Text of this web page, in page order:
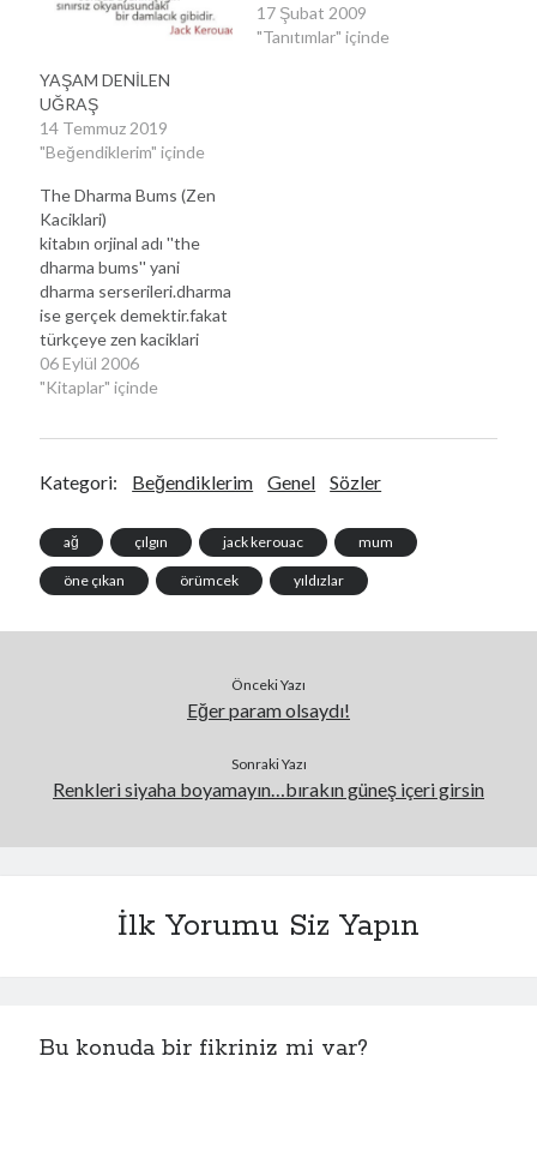
YAŞAM DENİLEN
UĞRAŞ
14 Temmuz 2019
"Beğendiklerim" içinde
17 Şubat 2009
"Tanıtımlar" içinde
The Dharma Bums (Zen
Kaciklari)
kitabın orjinal adı ''the
dharma bums'' yani
dharma serserileri.dharma
ise gerçek demektir.fakat
türkçeye zen kaciklari
diye çevrilmiştir.beat
kusagi'nın yaratıcısı ve en
kerouac ve arkadaşlarının
kitapta.yolda'da olduğu
isimler değişiktir.yolda'nın
aksine burda ki esas
oğlan gary snyder yani
06 Eylül 2006
"Kitaplar" içinde
Kategori: Beğendiklerim Genel Sözler
ağ çılgın jack kerouac mum
öne çıkan örümcek yıldızlar
Önceki Yazı
Eğer param olsaydı!
Sonraki Yazı
Renkleri siyaha boyamayın…bırakın güneş içeri girsin
İlk Yorumu Siz Yapın
Bu konuda bir fikriniz mi var?